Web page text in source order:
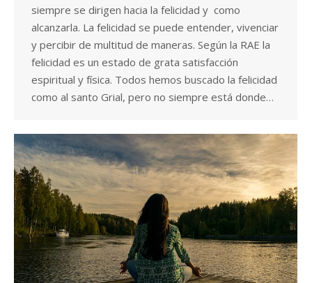
siempre se dirigen hacia la felicidad y como
alcanzarla. La felicidad se puede entender, vivenciar
y percibir de multitud de maneras. Según la RAE la
felicidad es un estado de grata satisfacción
espiritual y física. Todos hemos buscado la felicidad
como al santo Grial, pero no siempre está donde…